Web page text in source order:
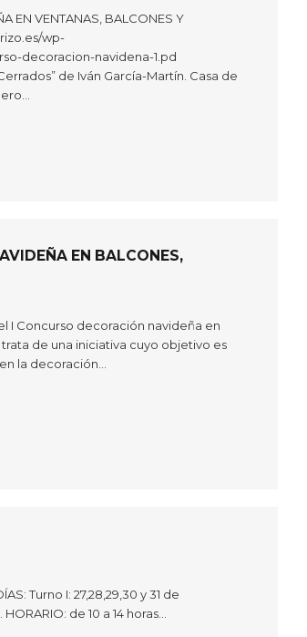
EN VENTANAS, BALCONES Y
wp-
decoracion-navidena-1.pd
de Iván García-Martín. Casa de
EN BALCONES,
I Concurso decoración navideña en
de una iniciativa cuyo objetivo es
la decoración…
Turno I: 27,28,29,30 y 31 de
de 10 a 14 horas…